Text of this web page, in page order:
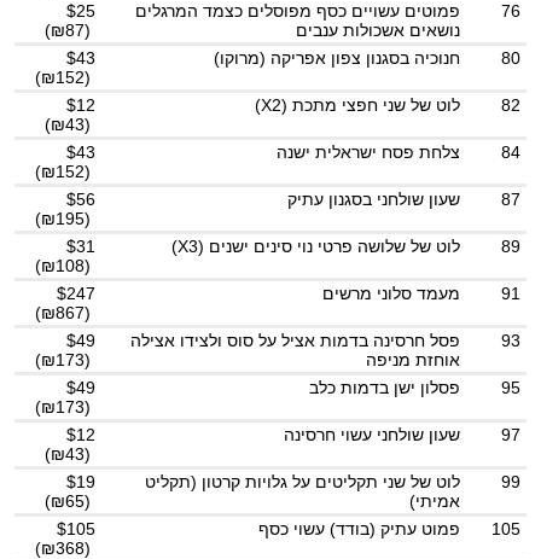
76
פמוטים עשויים כסף מפוסלים כצמד המרגלים
נושאים אשכולות ענבים
$25
(₪87)
80
חנוכיה בסגנון צפון אפריקה (מרוקו)
$43
(₪152)
82
לוט של שני חפצי מתכת (X2)
$12
(₪43)
84
צלחת פסח ישראלית ישנה
$43
(₪152)
87
שעון שולחני בסגנון עתיק
$56
(₪195)
89
לוט של שלושה פרטי נוי סינים ישנים (X3)
$31
(₪108)
91
מעמד סלוני מרשים
$247
(₪867)
93
פסל חרסינה בדמות אציל על סוס ולצידו אצילה
אוחזת מניפה
$49
(₪173)
95
פסלון ישן בדמות כלב
$49
(₪173)
97
שעון שולחני עשוי חרסינה
$12
(₪43)
99
לוט של שני תקליטים על גלויות קרטון (תקליט
אמיתי)
$19
(₪65)
105
פמוט עתיק (בודד) עשוי כסף
$105
(₪368)